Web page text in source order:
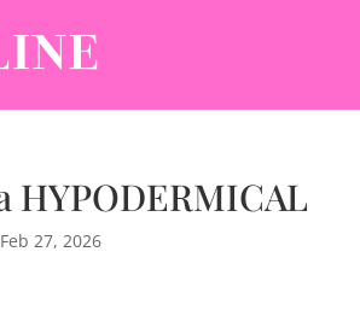
HYPODERMICAL
Feb 27, 2026